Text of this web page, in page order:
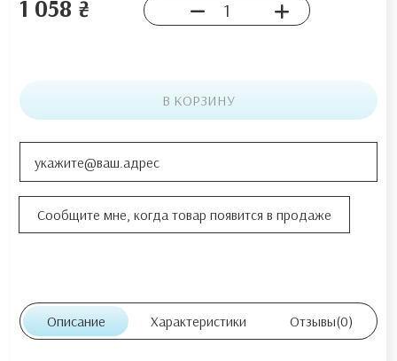
1 058 ₴
В КОРЗИНУ
Описание Характеристики Отзывы(0)